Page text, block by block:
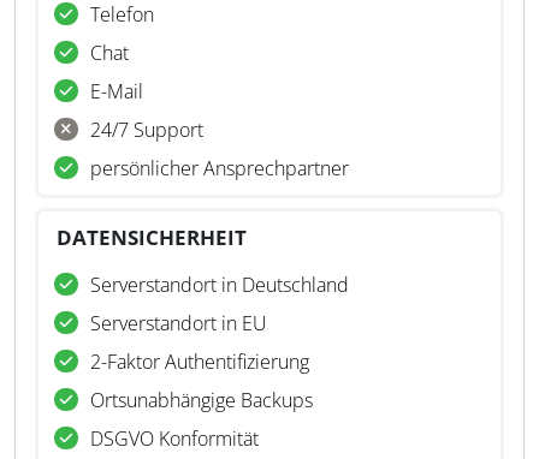
Telefon
Chat
E-Mail
24/7 Support
persönlicher Ansprechpartner
DATENSICHERHEIT
Serverstandort in Deutschland
Serverstandort in EU
2-Faktor Authentifizierung
Ortsunabhängige Backups
DSGVO Konformität